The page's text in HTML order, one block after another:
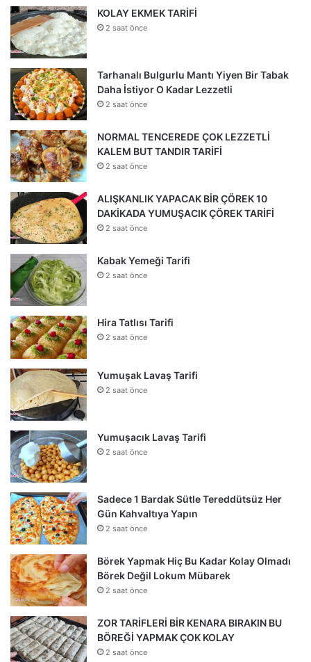
KOLAY EKMEK TARİFİ
2 saat önce
Tarhanalı Bulgurlu Mantı Yiyen Bir Tabak
Daha İstiyor O Kadar Lezzetli
2 saat önce
NORMAL TENCEREDE ÇOK LEZZETLİ
KALEM BUT TANDIR TARİFİ
2 saat önce
ALIŞKANLIK YAPACAK BİR ÇÖREK 10
DAKİKADA YUMUŞACIK ÇÖREK TARİFİ
2 saat önce
Kabak Yemeği Tarifi
2 saat önce
Hira Tatlısı Tarifi
2 saat önce
Yumuşak Lavaş Tarifi
2 saat önce
Yumuşacık Lavaş Tarifi
2 saat önce
Sadece 1 Bardak Sütle Tereddütsüz Her
Gün Kahvaltıya Yapın
2 saat önce
Börek Yapmak Hiç Bu Kadar Kolay Olmadı
Börek Değil Lokum Mübarek
2 saat önce
ZOR TARİFLERİ BİR KENARA BIRAKIN BU
BÖREĞİ YAPMAK ÇOK KOLAY
2 saat önce